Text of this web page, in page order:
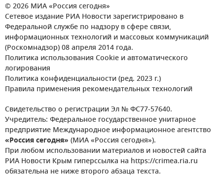
© 2026 МИА «Россия сегодня»
Сетевое издание РИА Новости зарегистрировано в
Федеральной службе по надзору в сфере связи,
информационных технологий и массовых коммуникаций
(Роскомнадзор) 08 апреля 2014 года.
Политика использования Cookie и автоматического
логирования
Политика конфиденциальности (ред. 2023 г.)
Правила применения рекомендательных технологий
Свидетельство о регистрации Эл № ФС77-57640.
Учредитель: Федеральное государственное унитарное
предприятие Международное информационное агентство
«Россия сегодня» (МИА «Россия сегодня»).
При любом использовании материалов и новостей сайта
РИА Новости Крым гиперссылка на https://crimea.ria.ru
обязательна не ниже второго абзаца текста.